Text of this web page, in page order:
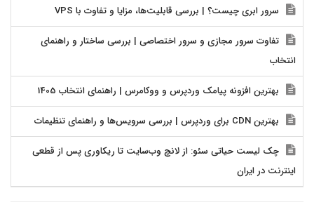
سرور ابری چیست؟ | بررسی قابلیت‌ها، مزایا و تفاوت با VPS
تفاوت سرور مجازی و سرور اختصاصی | بررسی ساختار و راهنمای
انتخاب
بهترین افزونه پیامک وردپرس و ووکامرس | راهنمای انتخاب 1405
بهترین CDN برای وردپرس | بررسی سرویس‌ها و راهنمای تنظیمات
چک لیست حیاتی سئو: از لانچ وب‌سایت تا ریکاوری پس از قطعی
اینترنت در ایران